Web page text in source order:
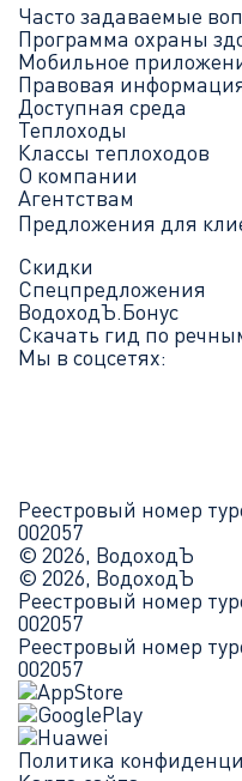
Часто задаваемые
Программа охраны
Мобильное
Правовая
Доступная среда
Теплоходы
Классы теплоходов
О компании
Агентствам
Предложения для
Скидки
Спецпредложения
ВодоходЪ.Бонус
Скачать гид по
Мы в соцсетях:
Реестровый номер
002057
© 2026, ВодоходЪ
© 2026, ВодоходЪ
Реестровый номер
002057
Реестровый номер
002057
Политика